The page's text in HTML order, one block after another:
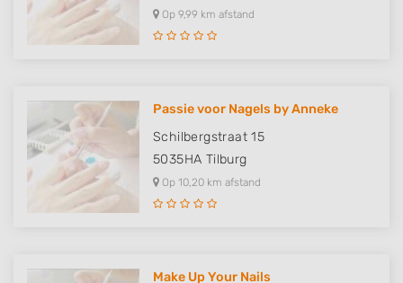
Op 9,99 km afstand
Passie voor Nagels by Anneke
Schilbergstraat 15
5035HA Tilburg
Op 10,20 km afstand
Make Up Your Nails